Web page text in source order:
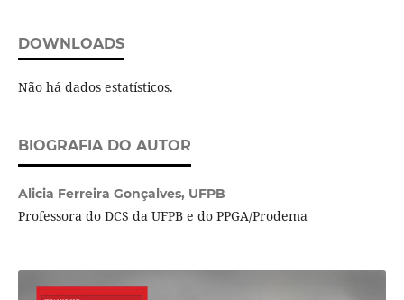
DOWNLOADS
Não há dados estatísticos.
BIOGRAFIA DO AUTOR
Alicia Ferreira Gonçalves, UFPB
Professora do DCS da UFPB e do PPGA/Prodema